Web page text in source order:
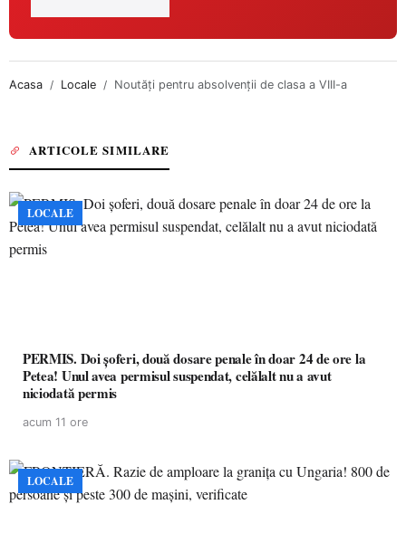
Acasa Locale Noutăţi pentru absolvenţii de clasa a VIII-a
ARTICOLE SIMILARE
LOCALE
PERMIS. Doi șoferi, două dosare penale în doar 24 de ore la
Petea! Unul avea permisul suspendat, celălalt nu a avut
niciodată permis
acum 11 ore
LOCALE